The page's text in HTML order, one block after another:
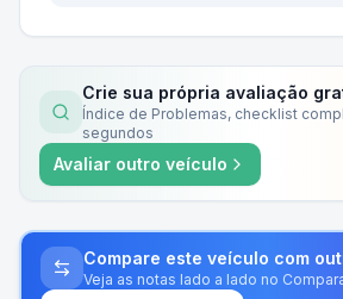
Crie sua própria avaliação
Índice de Problemas, checklist
segundos
Avaliar outro veículo
Compare este veículo com
Veja as notas lado a lado no